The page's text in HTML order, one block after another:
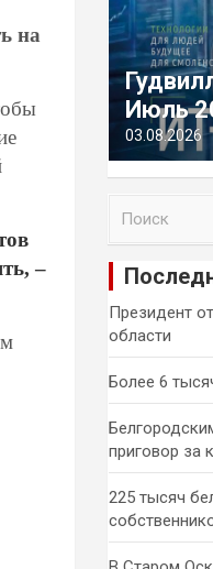
на
–
Июль
03.08.2026
и
Президент
области
Более 6
приговор за
225 тысяч